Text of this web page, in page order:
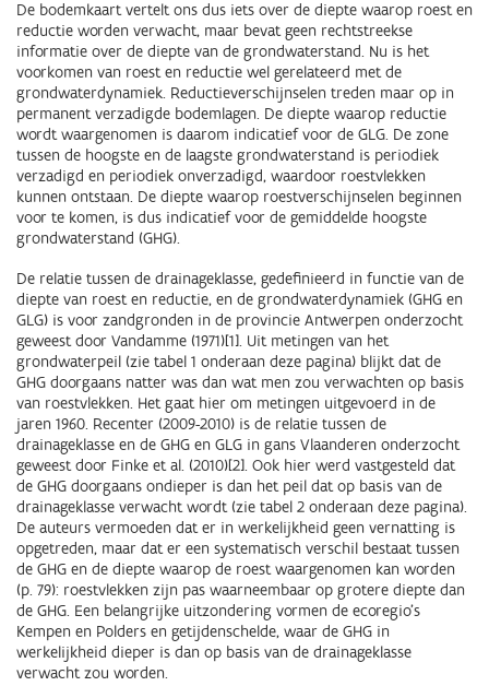
De bodemkaart vertelt ons dus iets over de diepte waarop roest en
reductie worden verwacht, maar bevat geen rechtstreekse
informatie over de diepte van de grondwaterstand. Nu is het
voorkomen van roest en reductie wel gerelateerd met de
grondwaterdynamiek. Reductieverschijnselen treden maar op in
permanent verzadigde bodemlagen. De diepte waarop reductie
wordt waargenomen is daarom indicatief voor de GLG. De zone
tussen de hoogste en de laagste grondwaterstand is periodiek
verzadigd en periodiek onverzadigd, waardoor roestvlekken
kunnen ontstaan. De diepte waarop roestverschijnselen beginnen
voor te komen, is dus indicatief voor de gemiddelde hoogste
grondwaterstand (GHG).
De relatie tussen de drainageklasse, gedefinieerd in functie van de
diepte van roest en reductie, en de grondwaterdynamiek (GHG en
GLG) is voor zandgronden in de provincie Antwerpen onderzocht
geweest door Vandamme (1971)[1]. Uit metingen van het
grondwaterpeil (zie tabel 1 onderaan deze pagina) blijkt dat de
GHG doorgaans natter was dan wat men zou verwachten op basis
van roestvlekken. Het gaat hier om metingen uitgevoerd in de
jaren 1960. Recenter (2009-2010) is de relatie tussen de
drainageklasse en de GHG en GLG in gans Vlaanderen onderzocht
geweest door Finke et al. (2010)[2]. Ook hier werd vastgesteld dat
de GHG doorgaans ondieper is dan het peil dat op basis van de
drainageklasse verwacht wordt (zie tabel 2 onderaan deze pagina).
De auteurs vermoeden dat er in werkelijkheid geen vernatting is
opgetreden, maar dat er een systematisch verschil bestaat tussen
de GHG en de diepte waarop de roest waargenomen kan worden
(p. 79): roestvlekken zijn pas waarneembaar op grotere diepte dan
de GHG. Een belangrijke uitzondering vormen de ecoregio's
Kempen en Polders en getijdenschelde, waar de GHG in
werkelijkheid dieper is dan op basis van de drainageklasse
verwacht zou worden.